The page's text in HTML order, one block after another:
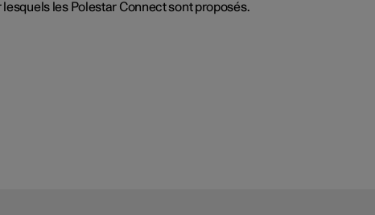
les Polestar Connect sont proposés.